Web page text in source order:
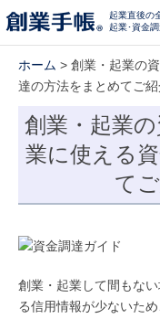
起業直後の
起業･資金
ホーム > 創業・起業の
達の方法をまとめてご紹
創業・起業
業に使える
て
創業・起業して間もな
る信用情報が少ないた